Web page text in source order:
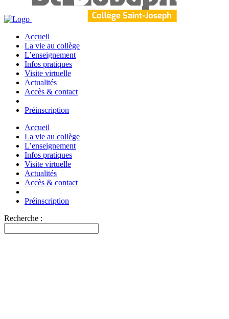
Accueil
La vie au collège
L’enseignement
Infos pratiques
Visite virtuelle
Actualités
Accès & contact
Préinscription
Accueil
La vie au collège
L’enseignement
Infos pratiques
Visite virtuelle
Actualités
Accès & contact
Préinscription
Recherche :